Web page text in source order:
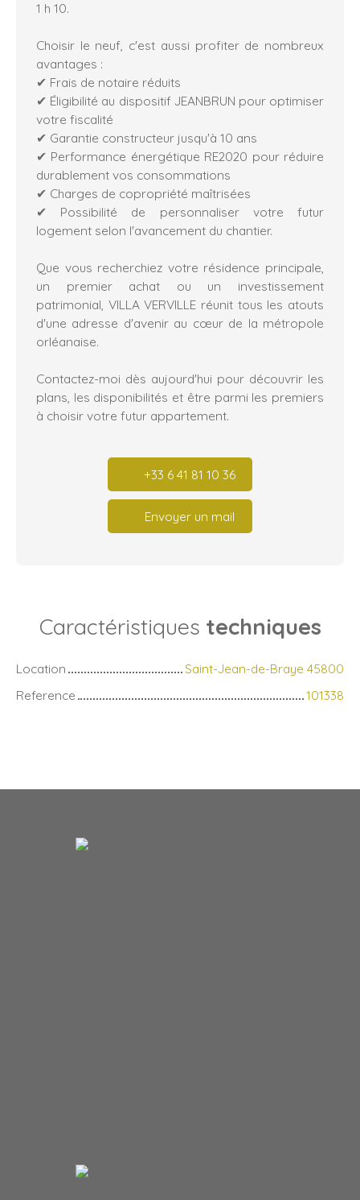
1 h 10.
Choisir le neuf, c'est aussi profiter de nombreux
avantages :
✔ Frais de notaire réduits
✔ Éligibilité au dispositif JEANBRUN pour optimiser
votre fiscalité
✔ Garantie constructeur jusqu'à 10 ans
✔ Performance énergétique RE2020 pour réduire
durablement vos consommations
✔ Charges de copropriété maîtrisées
✔ Possibilité de personnaliser votre futur
logement selon l'avancement du chantier.
Que vous recherchiez votre résidence principale,
un premier achat ou un investissement
patrimonial, VILLA VERVILLE réunit tous les atouts
d'une adresse d'avenir au cœur de la métropole
orléanaise.
Contactez-moi dès aujourd'hui pour découvrir les
plans, les disponibilités et être parmi les premiers
à choisir votre futur appartement.
+33 6 41 81 10 36
Envoyer un mail
Caractéristiques techniques
Location
Saint-Jean-de-Braye 45800
Reference
101338